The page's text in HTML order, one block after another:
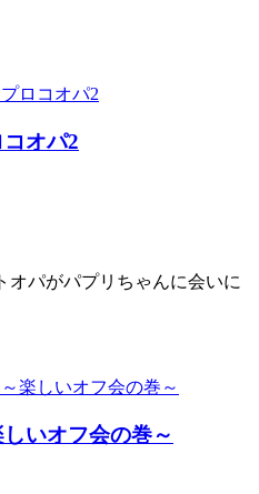
オパ2
オパがパプリちゃんに会いに
いオフ会の巻～